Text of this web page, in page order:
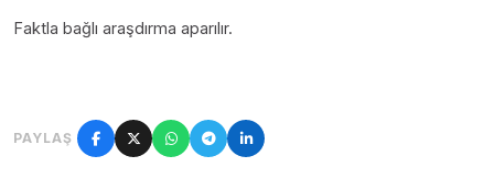
Faktla bağlı araşdırma aparılır.
PAYLAŞ